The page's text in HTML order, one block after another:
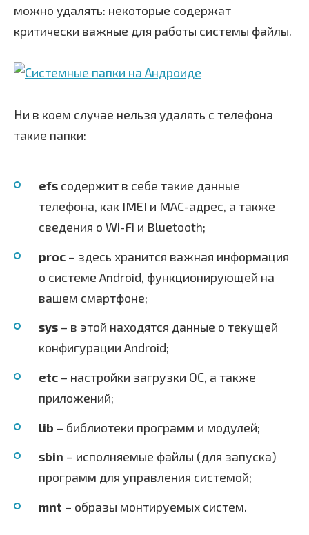
можно удалять: некоторые содержат
критически важные для работы системы файлы.
Ни в коем случае нельзя удалять с телефона
такие папки:
efs содержит в себе такие данные
телефона, как IMEI и MAC-адрес, а также
сведения о Wi-Fi и Bluetooth;
proc – здесь хранится важная информация
о системе Android, функционирующей на
вашем смартфоне;
sys – в этой находятся данные о текущей
конфигурации Android;
etc – настройки загрузки ОС, а также
приложений;
lib – библиотеки программ и модулей;
sbin – исполняемые файлы (для запуска)
программ для управления системой;
mnt – образы монтируемых систем.